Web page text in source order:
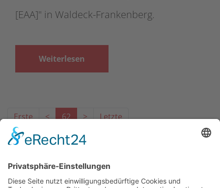
[EAA]" in Waldeck-Frankenberg.
Weiterlesen
Erste < 62 > Letzte
Das Projekt zur Implementierung der Einheitlichen
Ansprechstellen für Arbeitgeber gemäß § 185a SGB IX in
Hessen wird gefördert aus Mitteln des LWV Hessen